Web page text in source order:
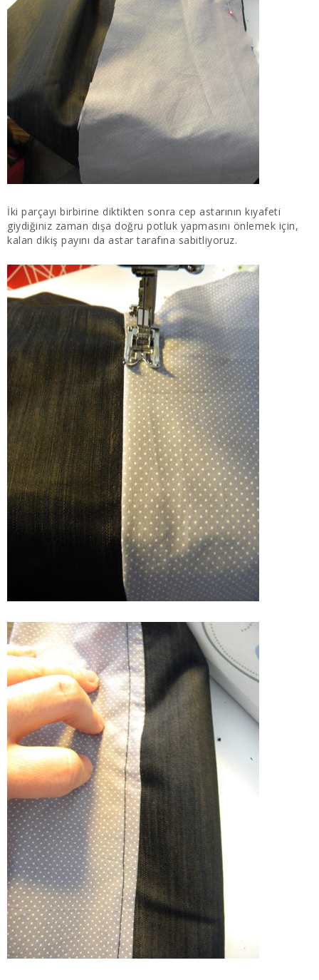
İki parçayı birbirine diktikten sonra cep astarının kıyafeti
giydiğiniz zaman dışa doğru potluk yapmasını önlemek için,
kalan dikiş payını da astar tarafına sabitliyoruz.